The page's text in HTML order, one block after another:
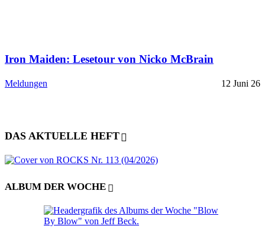
Iron Maiden: Lesetour von Nicko McBrain
Meldungen 12 Juni 26
DAS AKTUELLE HEFT
ALBUM DER WOCHE